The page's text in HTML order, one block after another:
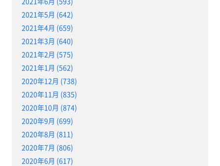
2021年5月 (642)
2021年4月 (659)
2021年3月 (640)
2021年2月 (575)
2021年1月 (562)
2020年12月 (738)
2020年11月 (835)
2020年10月 (874)
2020年9月 (699)
2020年8月 (811)
2020年7月 (806)
2020年6月 (617)